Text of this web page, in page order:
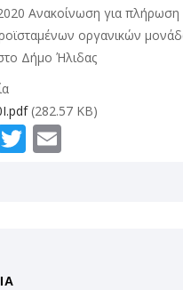
Ανακοίνωση για πλήρωση
οργανικών
Δήμο Ήλιδας
(282.57 KB)
Twitter